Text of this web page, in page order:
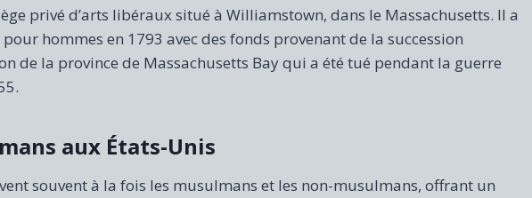
privé d’arts libéraux situé à Williamstown, dans le Massachusetts. Il a
hommes en 1793 avec des fonds provenant de la succession
de la province de Massachusetts Bay qui a été tué pendant la guerre
aux États-Unis
souvent à la fois les musulmans et les non-musulmans, offrant un